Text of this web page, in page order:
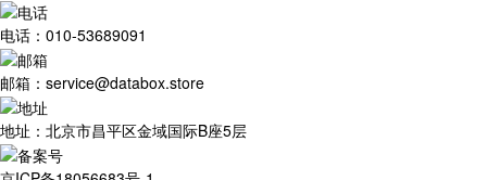
电话：010-53689091
邮箱：service@databox.store
地址：北京市昌平区金域国际B座5层